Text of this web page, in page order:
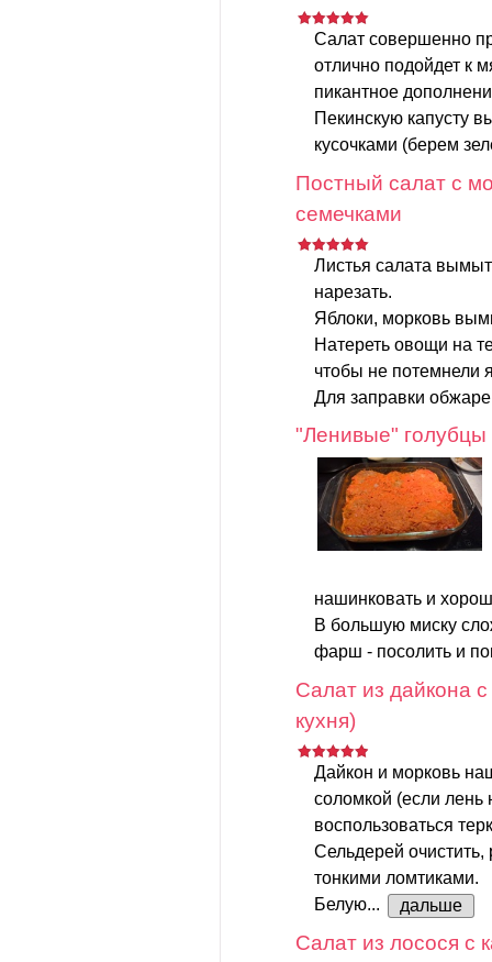
Салат совершенно
отлично подойдет к
пикантное
Пекинскую капусту
кусочками (берем
Постный салат с
семечками
Листья салата
нарезать.
Яблоки, морковь
Натереть овощи на
чтобы не потемнели
Для заправки
"Ленивые" голубцы
нашинковать и
В большую миску
фарш - посолить и
Салат из дайкона
кухня)
Дайкон и морковь
соломкой (если лень
воспользоваться
Сельдерей очистить,
тонкими ломтиками.
Белую...
дальше
Салат из лосося с